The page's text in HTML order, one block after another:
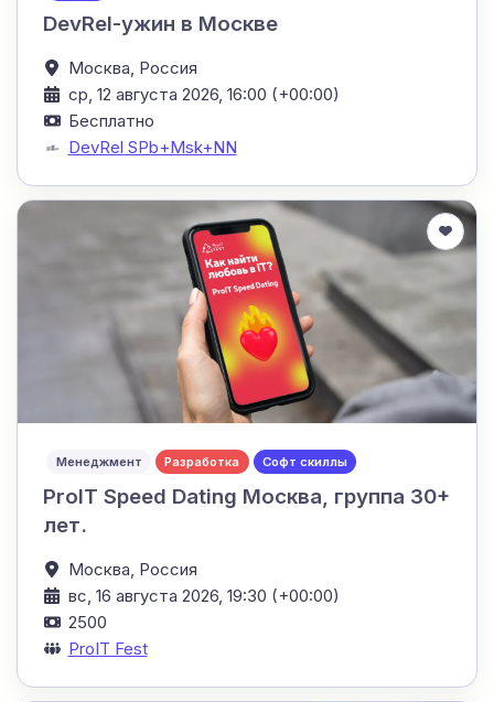
DevRel-ужин в Москве
Москва, Россия
ср, 12 августа 2026, 16:00 (+00:00)
Бесплатно
DevRel SPb+Msk+NN
Менеджмент Разработка Софт скиллы
ProIT Speed Dating Москва, группа 30+
лет.
Москва, Россия
вс, 16 августа 2026, 19:30 (+00:00)
2500
ProIT Fest